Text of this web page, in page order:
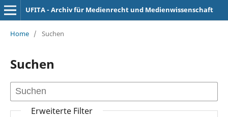
UFITA - Archiv für Medienrecht und Medienwissenschaft
Home / Suchen
Suchen
Erweiterte Filter